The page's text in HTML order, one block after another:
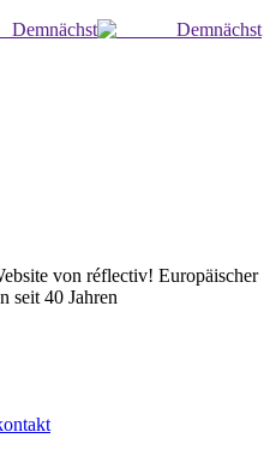
Demnächst
Demnächst
von réflectiv! Europäischer
seit 40 Jahren